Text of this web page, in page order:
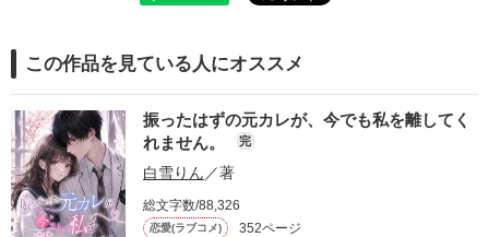
この作品を見ている人にオススメ
振ったはずの元カレが、今でも私を離してく
れません。
完
白雪りん ／著
総文字数/88,326
恋愛(ラブコメ) 352ページ